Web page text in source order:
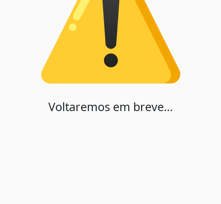
Voltaremos em breve...